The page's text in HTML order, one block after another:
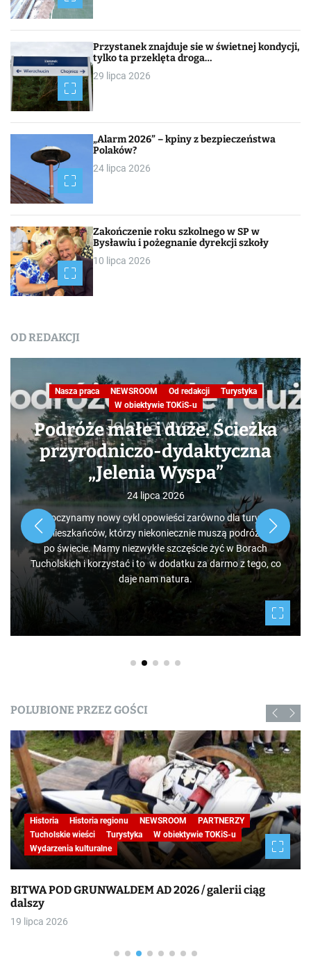
Przystanek znajduje sie w świetnej kondycji,
tylko ta przeklęta droga…
29 lipca 2026
„Alarm 2026” – kpiny z bezpieczeństwa
Polaków?
24 lipca 2026
Zakończenie roku szkolnego w SP w
Bysławiu i pożegnanie dyrekcji szkoły
10 lipca 2026
OD REDAKCJI
Nasza praca NEWSROOM Od redakcji
Turystyka
W obiektywie TOKiS-u
Podróże małe i duże. Ścieżka
przyrodniczo-dydaktyczna
„Jelenia Wyspa”
24 lipca 2026
Rozpoczynamy nowy cykl opowieści zarówno dla turystów,
jak i mieszkańców, którzy niekoniecznie muszą podróżować
po świecie. Mamy niezwykłe szczęście żyć w Borach
Tucholskich i korzystać i to w dodatku za darmo z tego, co
daje nam natura.
POLUBIONE PRZEZ GOŚCI
Historia Historia regionu NEWSROOM
PARTNERZY
STUDIO REPORTAŻU
Tucholskie wieści
W obiektywie TOKiS-u
Wydarzenia kulturalne
BITWA POD GRUNWALDEM AD 2026
19 lipca 2026